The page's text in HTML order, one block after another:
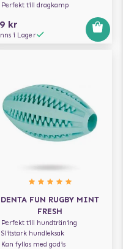
Perfekt till dragkamp
kr
i Lager
DENTA FUN RUGBY MINT
FRESH
Perfekt till hundträning
Slitstark hundleksak
Kan fyllas med godis